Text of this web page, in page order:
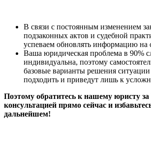
В связи с постоянным изменением
подзаконных актов и судебной
успеваем обновлять информацию на
Ваша юридическая проблема в 90%
индивидуальна, поэтому
базовые варианты решения
подходить и приведут лишь к
Поэтому обратитесь к нашему
консультацией прямо сейчас и
дальнейшем!